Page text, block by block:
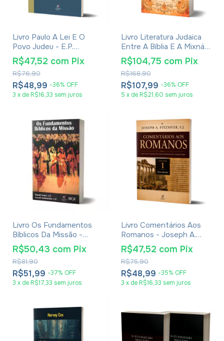
Livro Paulo A Lei E O
Povo Judeu - E.P.
Sanders
R$48,99 -36% OFF
R$76,90
R$47,52 com Pix
3 x de R$16,33 sem juros
Livro Literatura Judaica
Entre A Bíblia E A Mixná -
George W. E. Nickelsburg
R$107,99 -36% OFF
R$168,90
R$104,75 com Pix
5 x de R$21,60 sem juros
Livro Os Fundamentos
Bíblicos Da Missão -
Donald Senior e Carroll
Stuhlmueller, C. P.
R$51,99 -37% OFF
R$81,90
R$50,43 com Pix
3 x de R$17,33 sem juros
Livro Comentários Aos
Romanos - Joseph A.
Fitzmyer
R$48,99 -35% OFF
R$75,90
R$47,52 com Pix
3 x de R$16,33 sem juros